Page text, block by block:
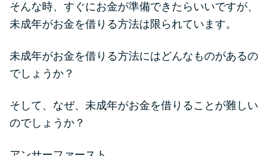
カードローン診断
カードローンQ&A
特集ページ
そんな時、すぐにお金が準備できたらいいですが、
未成年がお金を借りる方法は限られています。
未成年がお金を借りる方法にはどんなものがあるの
でしょうか？
そして、なぜ、未成年がお金を借りることが難しい
のでしょうか？